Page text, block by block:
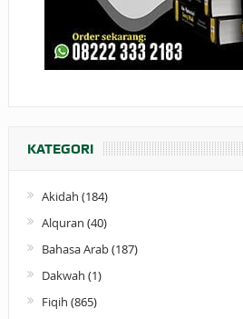
KATEGORI
Akidah (184)
Alquran (40)
Bahasa Arab(187)
Dakwah (1)
Fiqih (865)